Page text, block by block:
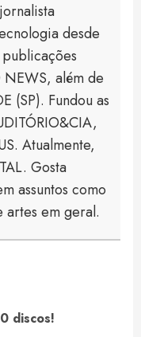
desde
além de
(SP). Fundou as
Atualmente,
Gosta
assuntos como
em geral.
discos!